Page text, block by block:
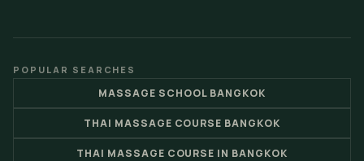
POPULAR SEARCHES
MASSAGE SCHOOL BANGKOK
THAI MASSAGE COURSE BANGKOK
THAI MASSAGE COURSE IN BANGKOK